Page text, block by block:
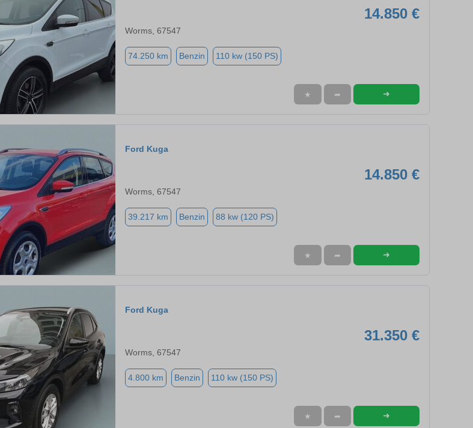
14.850 €
Worms, 67547
74.250 km Benzin 110 kw (150 PS)
★ ➦ ➜
Ford Kuga
14.850 €
Worms, 67547
39.217 km Benzin 88 kw (120 PS)
★ ➦ ➜
Ford Kuga
31.350 €
Worms, 67547
4.800 km Benzin 110 kw (150 PS)
★ ➦ ➜